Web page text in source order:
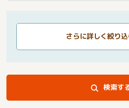
さらに詳しく絞り
検索す